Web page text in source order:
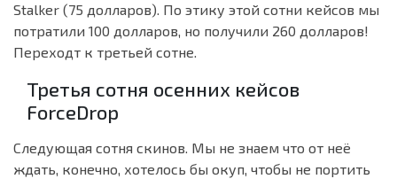
Stalker (75 долларов). По этику этой сотни кейсов мы
потратили 100 долларов, но получили 260 долларов!
Переходт к третьей сотне.
Третья сотня осенних кейсов
ForceDrop
Следующая сотня скинов. Мы не знаем что от неё
ждать, конечно, хотелось бы окуп, чтобы не портить